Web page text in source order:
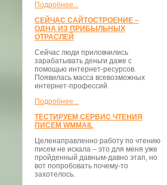
Подробнее...
СЕЙЧАС САЙТОСТРОЕНИЕ –
ОДНА ИЗ ПРИБЫЛЬНЫХ
ОТРАСЛЕЙ
Сейчас люди приловчились
зарабатывать деньги даже с
помощью интернет-ресурсов.
Появилась масса всевозможных
интернет-профессий.
Подробнее...
ТЕСТИРУЕМ СЕРВИС ЧТЕНИЯ
ПИСЕМ WMMAIL
Целенаправленно работу по чтению
писем не искала – это для меня уже
пройденный давным-давно этап, но
вот попробовать почему-то
захотелось.